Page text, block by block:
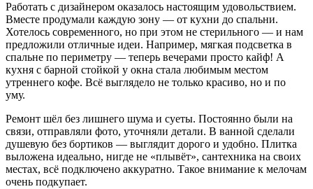
Работать с дизайнером оказалось настоящим удовольствием.
Вместе продумали каждую зону — от кухни до спальни.
Хотелось современного, но при этом не стерильного — и нам
предложили отличные идеи. Например, мягкая подсветка в
спальне по периметру — теперь вечерами просто кайф! А
кухня с барной стойкой у окна стала любимым местом
утреннего кофе. Всё выглядело не только красиво, но и по
уму.
Ремонт шёл без лишнего шума и суеты. Постоянно были на
связи, отправляли фото, уточняли детали. В ванной сделали
душевую без бортиков — выглядит дорого и удобно. Плитка
выложена идеально, нигде не «плывёт», сантехника на своих
местах, всё подключено аккуратно. Такое внимание к мелочам
очень подкупает.